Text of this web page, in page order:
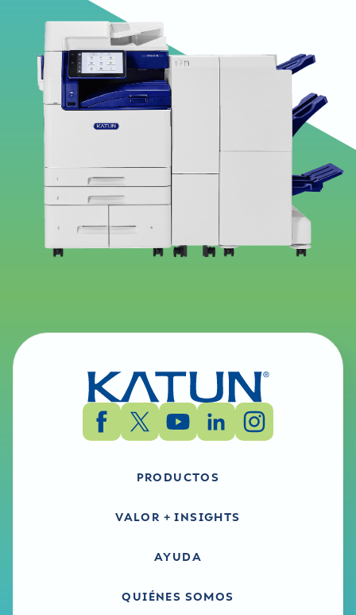
PRODUCTOS
VALOR + INSIGHTS
AYUDA
QUIÉNES SOMOS